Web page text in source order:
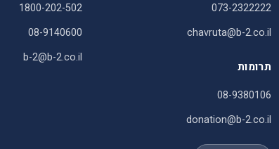
073-2322222
chavruta@b-2.co.il
תרומות
08-9380106
donation@b-2.co.il
1800-202-502
08-9140600
b-2@b-2.co.il